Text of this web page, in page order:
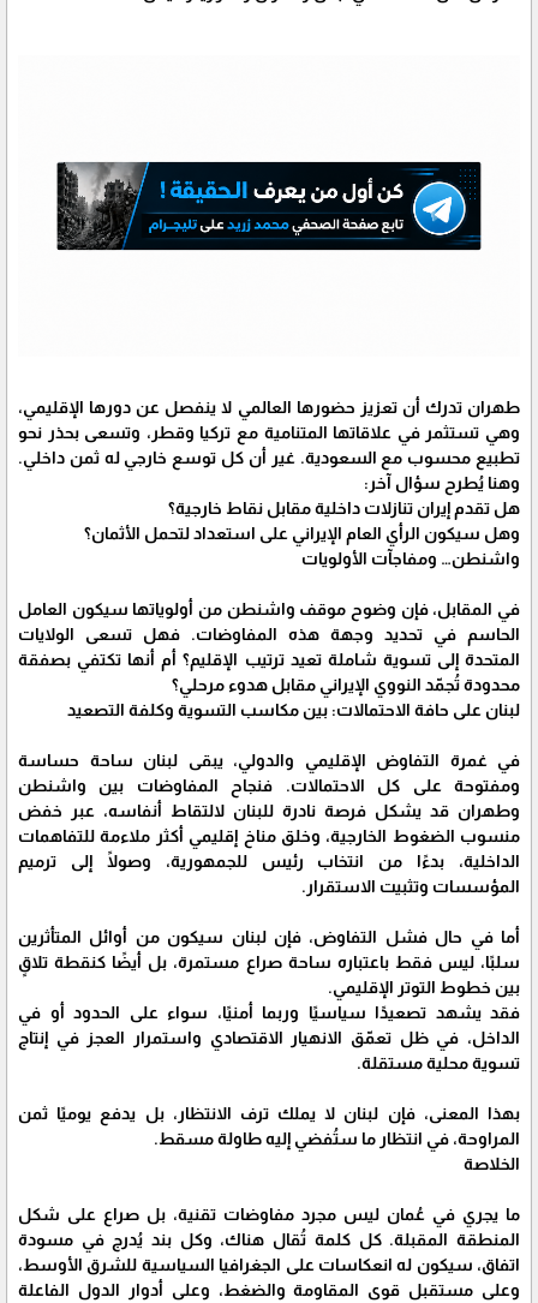
طهران تدرك أن تعزيز حضورها العالمي لا ينفصل عن دورها الإقليمي،
وهي تستثمر في علاقاتها المتنامية مع تركيا وقطر، وتسعى بحذر نحو
تطبيع محسوب مع السعودية. غير أن كل توسع خارجي له ثمن داخلي.
وهنا يُطرح سؤال آخر:
هل تقدم إيران تنازلات داخلية مقابل نقاط خارجية؟
وهل سيكون الرأي العام الإيراني على استعداد لتحمل الأثمان؟
واشنطن… ومفاجآت الأولويات
في المقابل، فإن وضوح موقف واشنطن من أولوياتها سيكون العامل
الحاسم في تحديد وجهة هذه المفاوضات. فهل تسعى الولايات
المتحدة إلى تسوية شاملة تعيد ترتيب الإقليم؟ أم أنها تكتفي بصفقة
محدودة تُجمّد النووي الإيراني مقابل هدوء مرحلي؟
لبنان على حافة الاحتمالات: بين مكاسب التسوية وكلفة التصعيد
في غمرة التفاوض الإقليمي والدولي، يبقى لبنان ساحة حساسة
ومفتوحة على كل الاحتمالات. فنجاح المفاوضات بين واشنطن
وطهران قد يشكل فرصة نادرة للبنان لالتقاط أنفاسه، عبر خفض
منسوب الضغوط الخارجية، وخلق مناخ إقليمي أكثر ملاءمة للتفاهمات
الداخلية، بدءًا من انتخاب رئيس للجمهورية، وصولًا إلى ترميم
المؤسسات وتثبيت الاستقرار.
أما في حال فشل التفاوض، فإن لبنان سيكون من أوائل المتأثرين
سلبًا، ليس فقط باعتباره ساحة صراع مستمرة، بل أيضًا كنقطة تلاقٍ
بين خطوط التوتر الإقليمي.
فقد يشهد تصعيدًا سياسيًا وربما أمنيًا، سواء على الحدود أو في
الداخل، في ظل تعمّق الانهيار الاقتصادي واستمرار العجز في إنتاج
تسوية محلية مستقلة.
بهذا المعنى، فإن لبنان لا يملك ترف الانتظار، بل يدفع يوميًا ثمن
المراوحة، في انتظار ما ستُفضي إليه طاولة مسقط.
الخلاصة
ما يجري في عُمان ليس مجرد مفاوضات تقنية، بل صراع على شكل
المنطقة المقبلة. كل كلمة تُقال هناك، وكل بند يُدرج في مسودة
اتفاق، سيكون له انعكاسات على الجغرافيا السياسية للشرق الأوسط،
وعلى مستقبل قوى المقاومة والضغط، وعلى أدوار الدول الفاعلة